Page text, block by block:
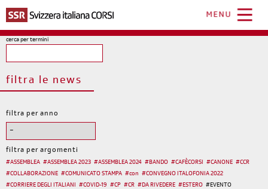
contenuto
principale
MENU
cerca per termini
filtra le news
filtra per anno
filtra per argomenti
#ASSEMBLEA #ASSEMBLEA 2023 #ASSEMBLEA 2024 #BANDO #CAFÈCORSI #CANONE #CCR
#COLLABORAZIONE #COMUNICATO STAMPA #con #CONVEGNO ITALOFONIA 2022
#CORRIERE DEGLI ITALIANI #COVID-19 #CP #CR #DA RIVEDERE #ESTERO #EVENTO